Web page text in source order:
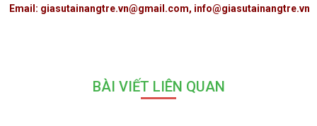
Email: giasutainangtre.vn@gmail.com, info@giasutainangtre.vn
BÀI VIẾT LIÊN QUAN